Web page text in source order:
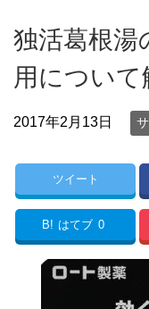
独活葛根湯
用について
2017年2月13日
ツイート
B! はてブ 0